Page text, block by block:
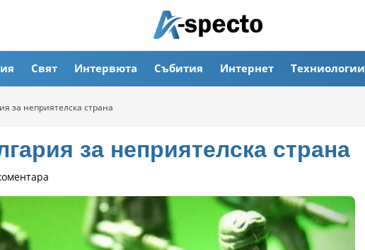
Свят Интервюта Събития Интернет Техниологии
за неприятелска страна
за неприятелска страна